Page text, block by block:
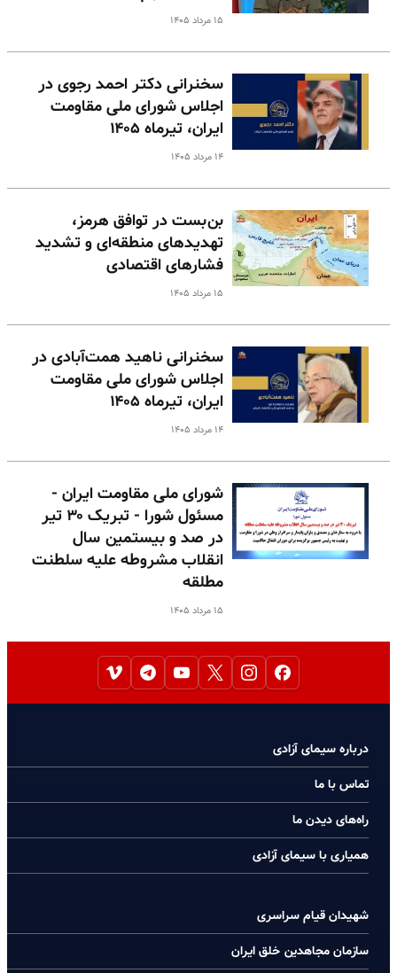
۱۵ مرداد ۱۴۰۵
سخنرانی دکتر احمد رجوی در
اجلاس شورای ملی مقاومت
ایران، تیرماه ۱۴۰۵
۱۴ مرداد ۱۴۰۵
بن‌بست در توافق هرمز،
تهدیدهای منطقه‌ای و تشدید
فشارهای اقتصادی
۱۵ مرداد ۱۴۰۵
سخنرانی ناهید همت‌آبادی در
اجلاس شورای ملی مقاومت
ایران، تیرماه ۱۴۰۵
۱۴ مرداد ۱۴۰۵
شورای ملی مقاومت ایران -
مسئول شورا - تبریک ۳۰ تیر
در صد و بیستمین سال
انقلاب مشروطه علیه سلطنت
مطلقه
۱۵ مرداد ۱۴۰۵
درباره سیمای آزادی
تماس با ما
راه‌های دیدن ما
همیاری با سیمای آزادی
شهیدان قیام سراسری
سازمان مجاهدین خلق ایران